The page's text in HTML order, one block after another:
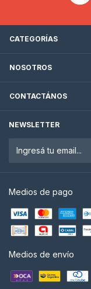
CATEGORÍAS
NOSOTROS
CONTACTÁNOS
NEWSLETTER
Medios de pago
Medios de envío